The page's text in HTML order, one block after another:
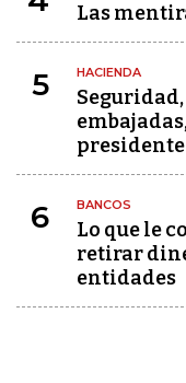
Las
5 HACIENDA
presidente
6 BANCOS
Lo que le
retirar
entidades